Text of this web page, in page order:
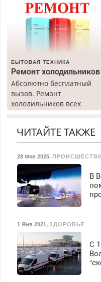
БЫТОВАЯ ТЕХНИКА
Ремонт холодильников
Абсолютно бесплатный
вызов. Ремонт
холодильников всех
марок на дому, с
гарантией. Все р-ны.
Срочно. Без выходных.
Пенсионерам – скидки до
40%. Мастер со стажем.
ЧИТАЙТЕ ТАКЖЕ
28 Фев 2025,
В
1 Янв 2021 , ЗДОРОВЬЕ
С